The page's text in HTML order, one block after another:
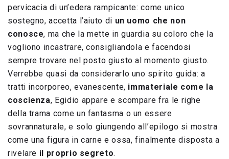
pervicacia di un’edera rampicante: come unico
sostegno, accetta l’aiuto di un uomo che non
conosce, ma che la mette in guardia su coloro che la
vogliono incastrare, consigliandola e facendosi
sempre trovare nel posto giusto al momento giusto.
Verrebbe quasi da considerarlo uno spirito guida: a
tratti incorporeo, evanescente, immateriale come la
coscienza, Egidio appare e scompare fra le righe
della trama come un fantasma o un essere
sovrannaturale, e solo giungendo all’epilogo si mostra
come una figura in carne e ossa, finalmente disposta a
rivelare il proprio segreto.